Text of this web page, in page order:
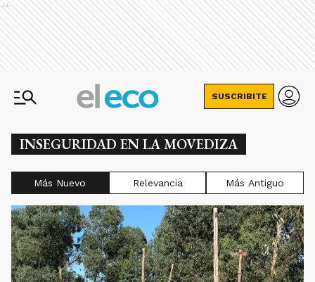
Ads
SUSCRIBITE
INSEGURIDAD EN LA MOVEDIZA
Más Nuevo Relevancia Más Antiguo